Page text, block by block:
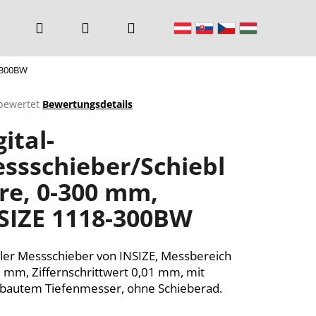
Suchen Warenkorb
Bewertungsdetails
Schiebl
0-300 mm,
1118-300BW
Messschieber von INSIZE, Messbereich
mm, Ziffernschrittwert 0,01 mm, mit
Tiefenmesser, ohne Schieberad.